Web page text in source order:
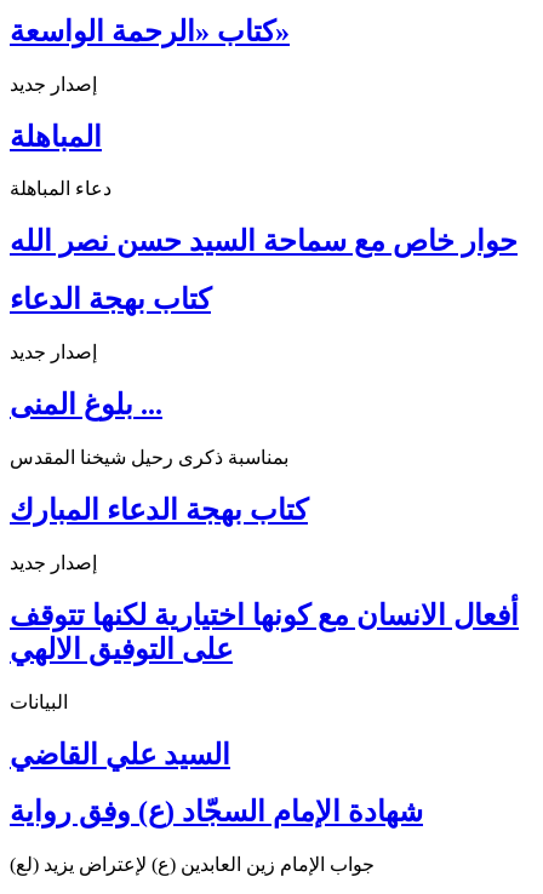
كتاب «الرحمة الواسعة»
إصدار جديد
المباهلة
دعاء المباهلة
حوار خاص مع سماحة السيد حسن نصر الله
كتاب بهجة الدعاء
إصدار جديد
بلوغ المنى ...
بمناسبة ذكرى رحيل شيخنا المقدس
كتاب بهجة الدعاء المبارك
إصدار جديد
أفعال الانسان مع كونها اختيارية لكنها تتوقف
على التوفيق الالهي
البيانات
السيد علي القاضي
شهادة الإمام السجّاد (ع) وفق رواية
جواب الإمام زين العابدين (ع) لإعتراض يزيد (لع)